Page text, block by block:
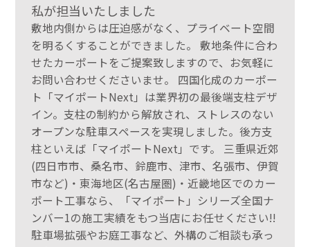
私が担当いたしました
敷地内側からは圧迫感がなく、プライベート空間
を明るくすることができました。 敷地条件に合わ
せたカーポートをご提案致しますので、お気軽に
お問い合わせくださいませ。 四国化成のカーポー
ト「マイポートNext」は業界初の最後端支柱デザ
イン。支柱の制約から解放され、ストレスのない
オープンな駐車スペースを実現しました。後方支
柱といえば「マイポートNext」です。 三重県近郊
(四日市市、桑名市、鈴鹿市、津市、名張市、伊賀
市など)・東海地区(名古屋圏)・近畿地区でのカー
ポート工事なら、「マイポート」シリーズ全国ナ
ンバー1の施工実績をもつ当店にお任せください!!
駐車場拡張やお庭工事など、外構のご相談も承っ